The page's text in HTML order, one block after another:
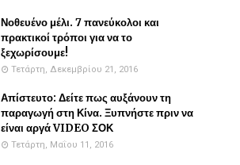
Νοθευένο μέλι. 7 πανεύκολοι και
πρακτικοί τρόποι για να το
ξεχωρίσουμε!
Τετάρτη, Δεκεμβρίου 21, 2016
Απίστευτο: Δείτε πως αυξάνουν τη
παραγωγή στη Κίνα. Ξυπνήστε πριν να
είναι αργά VIDEO ΣΟΚ
Τετάρτη, Μαΐου 11, 2016